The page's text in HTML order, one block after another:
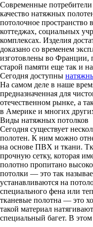
Современные
качество натяжных
потолочное пространство
коттеджах, социальных
комплексах. Изделия
доказано со временем
изготовлены во Франции,
старой памяти еще так и
Сегодня доступны
На самом деле в наше
предназначенная для
отечественном рынке, а
в Америке и многих
Виды натяжных потолков
Сегодня существует
полотен. К ним можно
на основе ПВХ и ткани.
прочную сетку, которая
полотно пропитано
потолки — это так
устанавливаются на
специального фена или
тканевые полотна — это
такой материал
специальный багет. В